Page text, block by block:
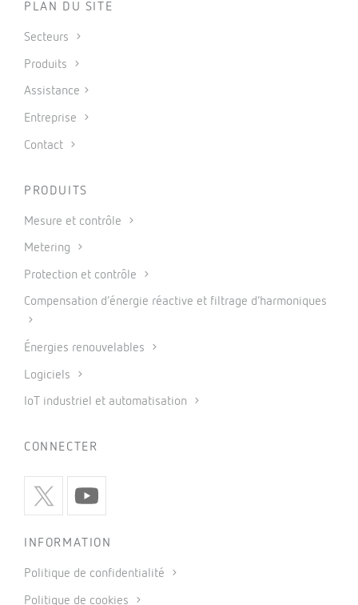
PLAN DU SITE
Secteurs
Produits
Assistance
Entreprise
Contact
PRODUITS
Mesure et contrôle
Metering
Protection et contrôle
Compensation d’énergie réactive et filtrage d’harmoniques
Énergies renouvelables
Logiciels
IoT industriel et automatisation
CONNECTER
INFORMATION
Politique de confidentialité
Politique de cookies